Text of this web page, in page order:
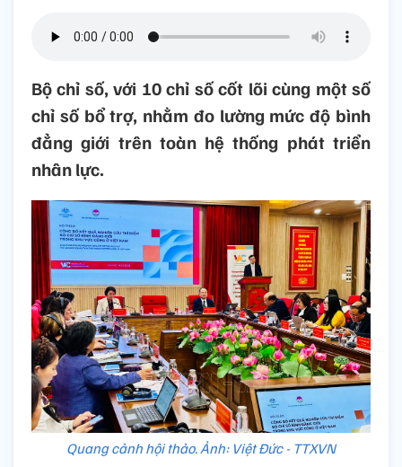
Bộ chỉ số, với 10 chỉ số cốt lõi cùng một số
chỉ số bổ trợ, nhằm đo lường mức độ bình
đẳng giới trên toàn hệ thống phát triển
nhân lực.
Quang cảnh hội thảo. Ảnh: Việt Đức - TTXVN